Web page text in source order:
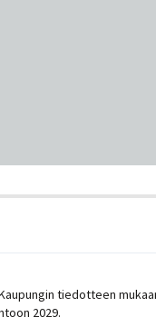
tiedotteen
2029.